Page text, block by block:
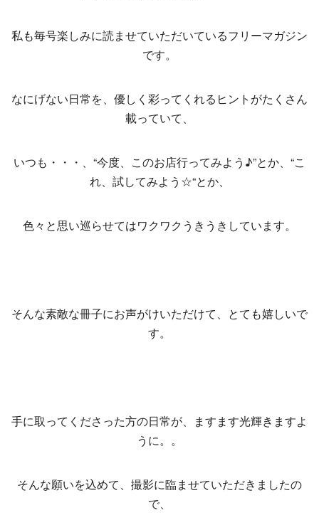
私も毎号楽しみに読ませていただいているフリーマガジン
です。
なにげない日常を、優しく彩ってくれるヒントがたくさん
載っていて、
いつも・・・、“今度、このお店行ってみよう♪”とか、“こ
れ、試してみよう☆“とか、
色々と思い巡らせてはワクワクうきうきしています。
そんな素敵な冊子にお声がけいただけて、とても嬉しいで
す。
手に取ってくださった方の日常が、ますます光輝きますよ
うに。。
そんな願いを込めて、撮影に臨ませていただきましたの
で、